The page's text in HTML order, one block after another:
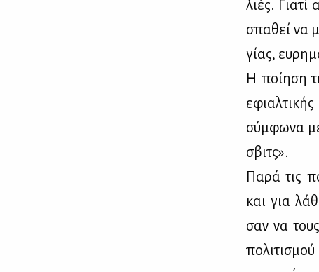
λιές.
σπα­θεί να
γί­ας,
Η ποί­η­ση
σύμ­φω­να
σβιτς».
Πα­ρά τις
και για
σαν να